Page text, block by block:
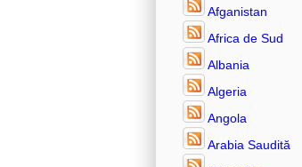
Afganistan
Africa de Sud
Albania
Algeria
Angola
Arabia Saudită